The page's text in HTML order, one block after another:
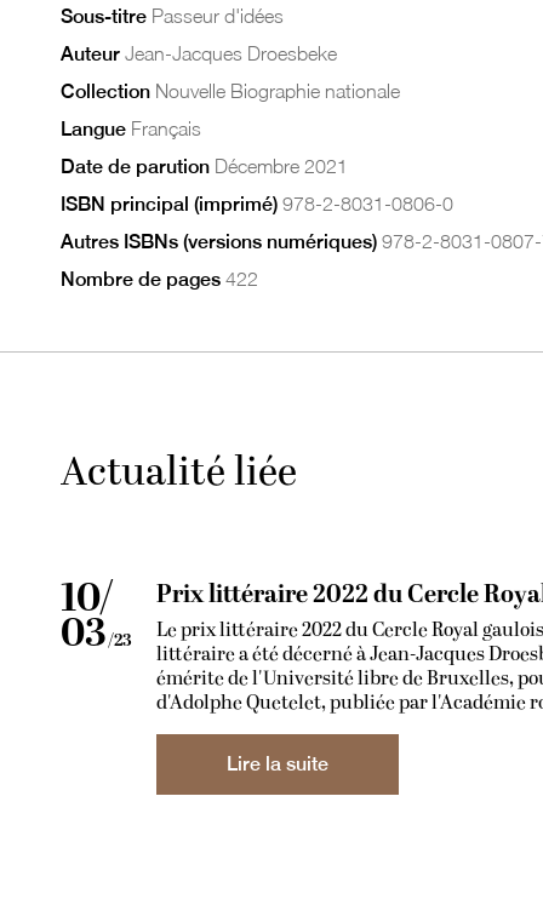
Sous-titre Passeur d'idées
Auteur Jean-Jacques Droesbeke
Collection Nouvelle Biographie nationale
Langue Français
Date de parution Décembre 2021
ISBN principal (imprimé) 978-2-8031-0806-0
Autres ISBNs (versions numériques) 978-2-8031-
Nombre de pages 422
Actualité liée
10/
03/23
Prix littéraire 2022 du Cercle
Le prix littéraire 2022 du Cercle Royal
littéraire a été décerné à Jean-Jacques
émérite de l'Université libre de Bruxelles,
d'Adolphe Quetelet, publiée par l'Académie
Lire la suite